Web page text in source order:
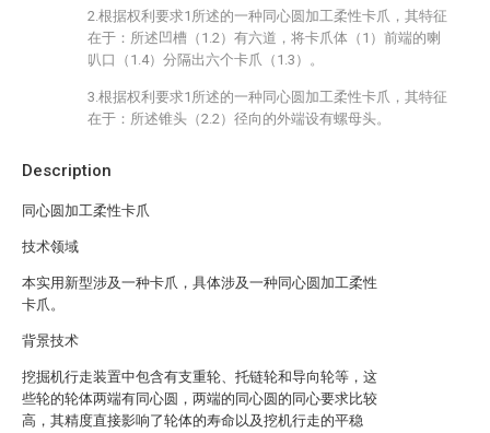
Description
同心圆加工柔性卡爪
技术领域
本实用新型涉及一种卡爪，具体涉及一种同心圆加工柔性
卡爪。
背景技术
‌挖掘机行走装置中包含有支重轮、托链轮和导向轮等，这
些轮的轮体两端有同心圆，两端的同心圆的同心要求比较
高，其精度直接影响了轮体的寿命以及挖机行走的平稳
2.根据权利要求1所述的一种同心圆加工柔性卡爪，其特征
在于：所述凹槽（1.2）有六道，将卡爪体（1）前端的喇
叭口（1.4）分隔出六个卡爪（1.3）。
3.根据权利要求1所述的一种同心圆加工柔性卡爪，其特征
在于：所述锥头（2.2）径向的外端设有螺母头。